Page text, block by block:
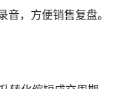
，方便销售复盘。